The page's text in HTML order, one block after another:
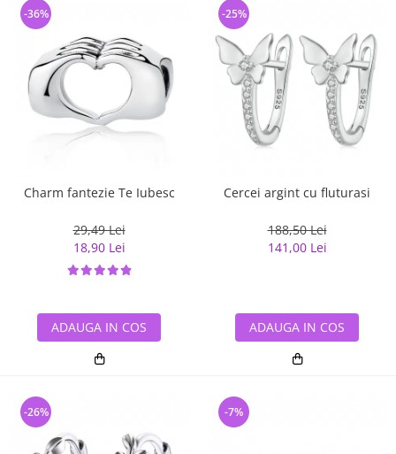
Charm fantezie Te Iubesc
29,49 Lei
18,90 Lei
-36%
ADAUGA IN COS
Cercei argint cu fluturasi
188,50 Lei
141,00 Lei
-25%
ADAUGA IN COS
-26% -7%